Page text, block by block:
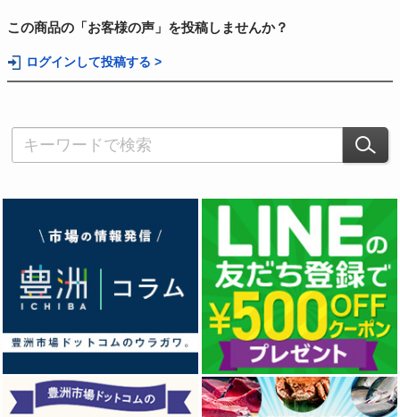
この商品の「お客様の声」を投稿しませんか？
ログインして投稿する >